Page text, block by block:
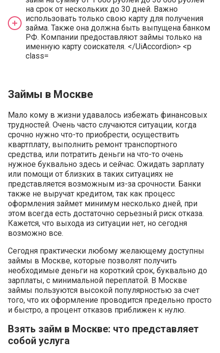
на срок от нескольких до 30 дней. Важно
использовать только свою карту для получения
займа. Также она должна быть выпущена банком
РФ. Компании предоставляют займы только на
именную карту соискателя. </UiAccordion> <p
class=
Займы в Москве
Мало кому в жизни удавалось избежать финансовых
трудностей. Очень часто случаются ситуации, когда
срочно нужно что-то приобрести, осуществить
квартплату, выполнить ремонт транспортного
средства, или потратить деньги на что-то очень
нужное буквально здесь и сейчас. Ожидать зарплату
или помощи от близких в таких ситуациях не
представляется возможным из-за срочности. Банки
также не выручат кредитом, так как процесс
оформления займет минимум несколько дней, при
этом всегда есть достаточно серьезный риск отказа.
Кажется, что выхода из ситуации нет, но сегодня
возможно все.
Сегодня практически любому желающему доступны
займы в Москве, которые позволят получить
необходимые деньги на короткий срок, буквально до
зарплаты, с минимальной переплатой. В Москве
займы пользуются высокой популярностью за счет
того, что их оформление проводится предельно просто
и быстро, а процент отказов приближен к нулю.
Взять займ в Москве: что представляет
собой услуга